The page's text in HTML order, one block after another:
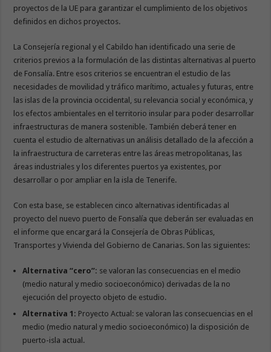
proyectos de la UE para garantizar el cumplimiento de los objetivos
definidos en dichos proyectos.
La Consejería regional y el Cabildo han identificado una serie de
criterios previos a la formulación de las distintas alternativas al puerto
de Fonsalía. Entre esos criterios se encuentran el estudio de las
necesidades de movilidad y tráfico marítimo, actuales y futuras, entre
las islas de la provincia occidental, su relevancia social y económica, y
los efectos ambientales en el territorio insular para poder desarrollar
infraestructuras de manera sostenible. También deberá tener en
cuenta el estudio de alternativas un análisis detallado de la afección a
la infraestructura de carreteras entre las áreas metropolitanas, las
áreas industriales y los diferentes puertos ya existentes, por
desarrollar o por ampliar en la isla de Tenerife.
Con esta base, se establecen cinco alternativas identificadas al
proyecto del nuevo puerto de Fonsalía que deberán ser evaluadas en
el informe que encargará la Consejería de Obras Públicas,
Transportes y Vivienda del Gobierno de Canarias. Son las siguientes:
Alternativa “cero”: se valoran las consecuencias en el medio
(medio natural y medio socioeconómico) derivadas de la no
ejecución del proyecto objeto de estudio.
Alternativa 1: Proyecto Actual: se valoran las consecuencias en el
medio (medio natural y medio socioeconómico) la disposición de
puerto-isla actual.